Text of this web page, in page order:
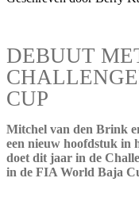
DEBUUT
CUP
Mitchel van den Brink
een nieuw hoofdstuk in
doet dit jaar in de
in de FIA World Baja